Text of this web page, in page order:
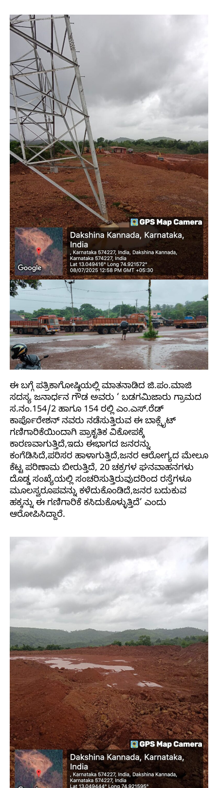
ಈ ಬಗ್ಗೆ ಪತ್ರಿಕಾಗೋಷ್ಠಿಯಲ್ಲಿ ಮಾತನಾಡಿದ ಜಿ.ಪಂ.ಮಾಜಿ
ಸದಸ್ಯ ಜನಾರ್ಧನ ಗೌಡ ಅವರು ‘ ಬಡಗಮಿಜಾರು ಗ್ರಾಮದ
ಸ.ನಂ.154/2 ಹಾಗೂ 154 ರಲ್ಲಿ ಎಂ.ಎಸ್.ರೆಡ್
ಕಾರ್ಪೊರೇಶನ್ ನವರು ನಡೆಸುತ್ತಿರುವ ಈ ಬಾಕ್ಸೈಟ್
ಗಣಿಗಾರಿಕೆಯಿಂದಾಗಿ ಪ್ರಾಕೃತಿಕ ವಿಕೋಪಕ್ಕೆ
ಕಾರಣವಾಗುತ್ತಿದೆ,ಇದು ಈಭಾಗದ ಜನರನ್ನು
ಕಂಗೆಡಿಸಿದೆ,ಪರಿಸರ ಹಾಳಾಗುತ್ತಿದೆ,ಜನರ ಆರೋಗ್ಯದ ಮೇಲೂ
ಕೆಟ್ಟ ಪರಿಣಾಮ ಬೀರುತ್ತಿದೆ, 20 ಚಕ್ರಗಳ ಘನವಾಹನಗಳು
ದೊಡ್ಡ ಸಂಖ್ಯೆಯಲ್ಲಿ ಸಂಚರಿಸುತ್ತಿರುವುದರಿಂದ ರಸ್ತೆಗಳೂ
ಮೂಲಸ್ವರೂಪವನ್ನು ಕಳೆದುಕೊಂಡಿದೆ,ಜನರ ಬದುಕುವ
ಹಕ್ಕನ್ನು ಈ ಗಣಿಗಾರಿಕೆ ಕಸಿದುಕೊಳ್ಳುತ್ತಿದೆ’ ಎಂದು
ಆರೋಪಿಸಿದ್ದಾರೆ.